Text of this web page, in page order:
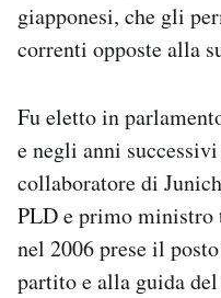
giapponesi, che gli
correnti opposte alla
Fu eletto in
e negli anni
collaboratore di
PLD e primo
nel 2006 prese il
partito e alla guida